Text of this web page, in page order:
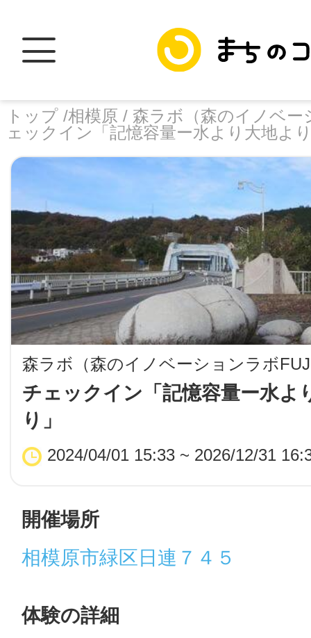
トップ /相模原 / 森ラボ（森のイノベ
ェックイン「記憶容量ー水より大地よ
森ラボ（森のイノベーションラボ
チェックイン「記憶容量ー水よ
り」
2024/04/01 15:33 ~ 2026/12/31
facebook
X
LINE
開催場所
相模原市緑区日連７４５
体験の詳細
トップ
加盟スポットに
地域に導入を